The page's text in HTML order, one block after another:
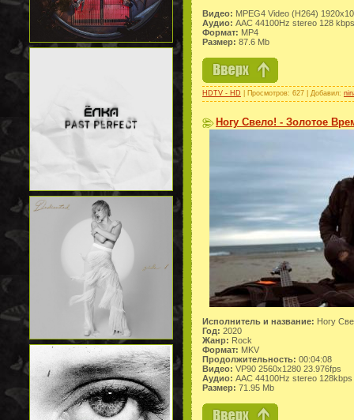
Видео: MPEG4 Video (H264)
Аудио: AAC 44100Hz stereo 128 kbps
Формат: MP4
Размер: 87.6 Mb
HDTV - HD | Просмотров: 627 | Добавил:
Ногу Свело! - Золотое
Исполнитель и название: Ногу
Год: 2020
Жанр: Rock
Формат: MKV
Продолжительность: 00:04:08
Видео: VP90 2560x1280 23.976fps
Аудио: AAC 44100Hz stereo 128kbps
Размер: 71.95 Mb